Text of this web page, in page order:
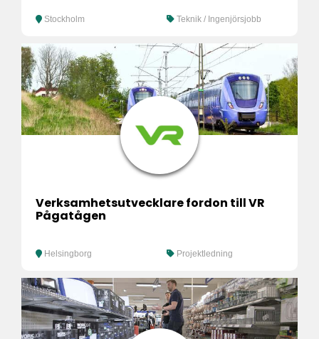
Stockholm Teknik / Ingenjörsjobb
Verksamhetsutvecklare fordon till VR
Pågatågen
Helsingborg Projektledning